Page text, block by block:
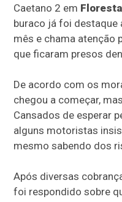
Caetano 2 em Floresta
buraco já foi destaque
mês e chama atenção
que ficaram presos
De acordo com os
chegou a começar,
Cansados de esperar
alguns motoristas
mesmo sabendo dos
Após diversas
foi respondido sobre